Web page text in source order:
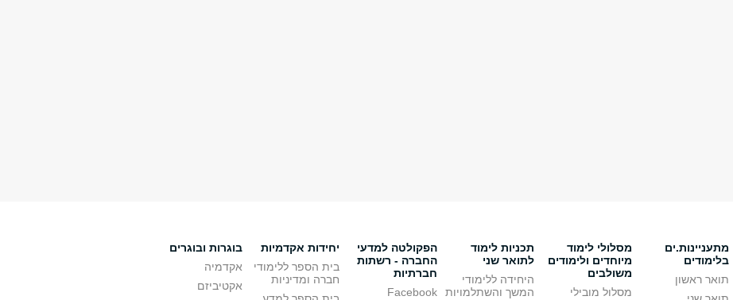
מתעניינות.ים
בלימודים
תואר ראשון
מסלולי לימוד
מיוחדים ולימודים
משולבים
מסלול מובילי
תכניות לימוד
לתואר שני
היחידה ללימודי
המשך והשתלמויות
הפקולטה למדעי
החברה - רשתות
חברתיות
Facebook
יחידות אקדמיות
בית הספר ללימודי
חברה ומדיניות
בוגרות ובוגרים
אקדמיה
אקטיביזם